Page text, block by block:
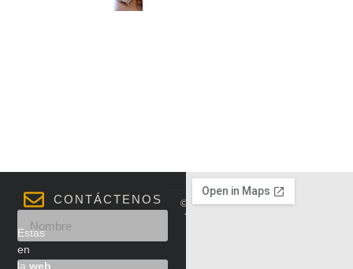
Estás
en
laweb
CONTÁCTENOS
© 2024. Hotel y Hostal Sol en
Toledo. Todos los derechos